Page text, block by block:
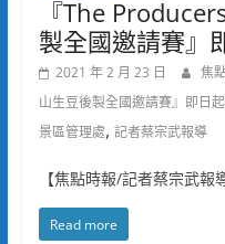
『The
製全國邀請賽』
2021 年 2 月 23 日 焦
山生豆後製全國邀請賽』即日
景區管理處, 記者蔡宗武報導
【焦點時報/記者蔡宗武報
Read more